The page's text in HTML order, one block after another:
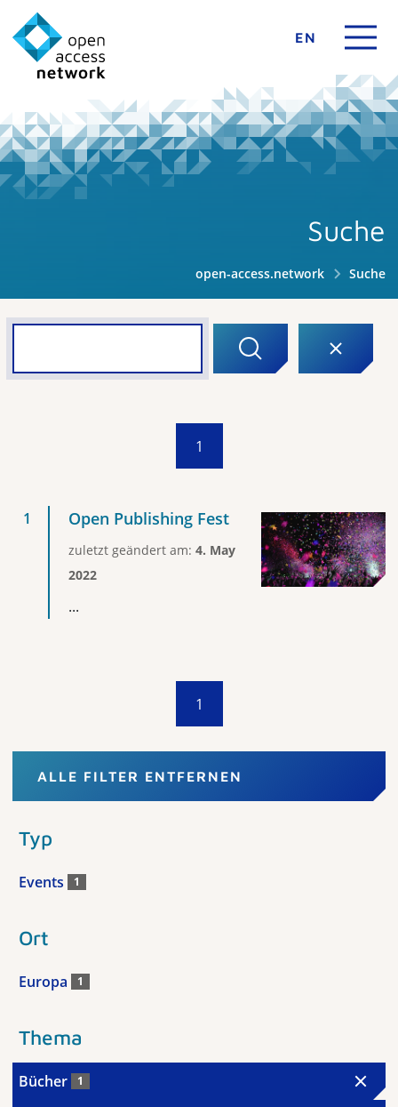
EN
Suche
open-access.network Suche
1
Open Publishing Fest
zuletzt geändert am: 4. May
2022
...
1
ALLE FILTER ENTFERNEN
Typ
Events 1
Ort
Europa 1
Thema
Bücher 1